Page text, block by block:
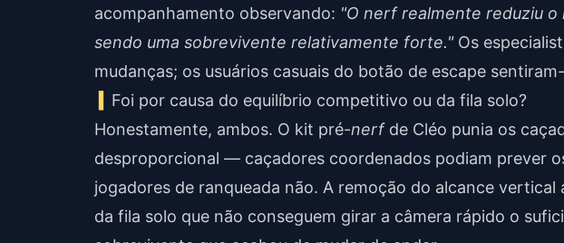
acompanhamento observando: "O nerf realmente reduziu o
sendo uma sobrevivente relativamente forte."Os
mudanças; os usuários casuais do botão de escape
Foi por causa do equilíbrio competitivo ou da fila solo?
Honestamente, ambos. O kit pré-nerfde Cléo punia os
desproporcional — caçadores coordenados podiam prever
jogadores de ranqueada não. A remoção do alcance vertical
da fila solo que não conseguem girar a câmera rápido o